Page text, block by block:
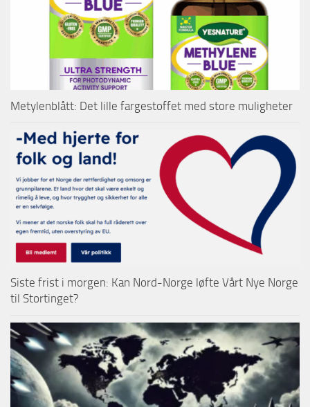
Metylenblått: Det lille fargestoffet med store muligheter
Siste frist i morgen: Kan Nord-Norge løfte Vårt Nye Norge
til Stortinget?